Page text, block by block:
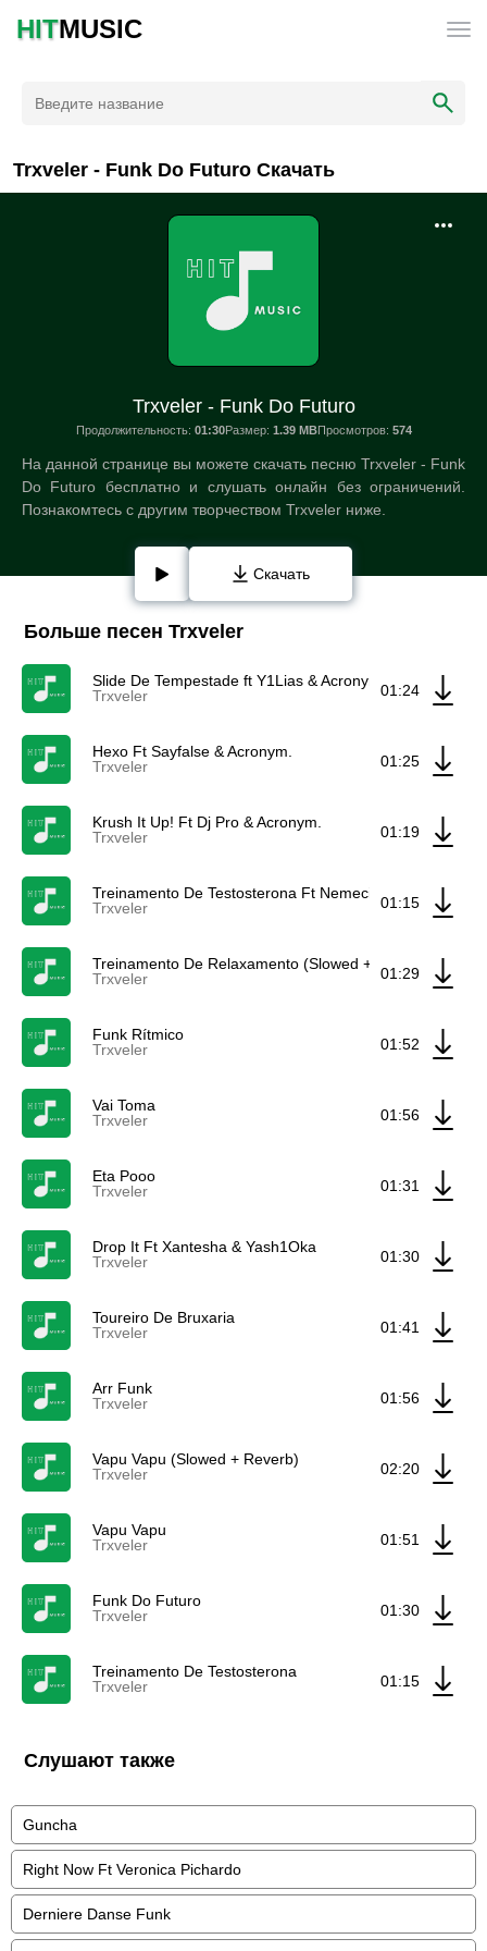
HITMUSIC
Trxveler - Funk Do Futuro Скачать
Trxveler - Funk Do Futuro
Продолжительность: 01:30Размер: 1.39 MBПросмотров: 574
На данной странице вы можете скачать песню Trxveler - Funk
Do Futuro бесплатно и слушать онлайн без ограничений.
Познакомтесь с другим творчеством Trxveler ниже.
Скачать
Больше песен Trxveler
Slide De Tempestade ft Y1Lias & Acronym.
Trxveler
01:24
Hexo Ft Sayfalse & Acronym.
Trxveler
01:25
Krush It Up! Ft Dj Pro & Acronym.
Trxveler
01:19
Treinamento De Testosterona Ft Nemecist & Acronym.
Trxveler
01:15
Treinamento De Relaxamento (Slowed + Reverb) Ft
Trxveler
01:29
Funk Rítmico
Trxveler
01:52
Vai Toma
Trxveler
01:56
Eta Pooo
Trxveler
01:31
Drop It Ft Xantesha & Yash1Oka
Trxveler
01:30
Toureiro De Bruxaria
Trxveler
01:41
Arr Funk
Trxveler
01:56
Vapu Vapu (Slowed + Reverb)
Trxveler
02:20
Vapu Vapu
Trxveler
01:51
Funk Do Futuro
Trxveler
01:30
Treinamento De Testosterona
Trxveler
01:15
Слушают также
Guncha
Right Now Ft Veronica Pichardo
Derniere Danse Funk